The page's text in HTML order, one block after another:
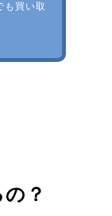
も買い取
？